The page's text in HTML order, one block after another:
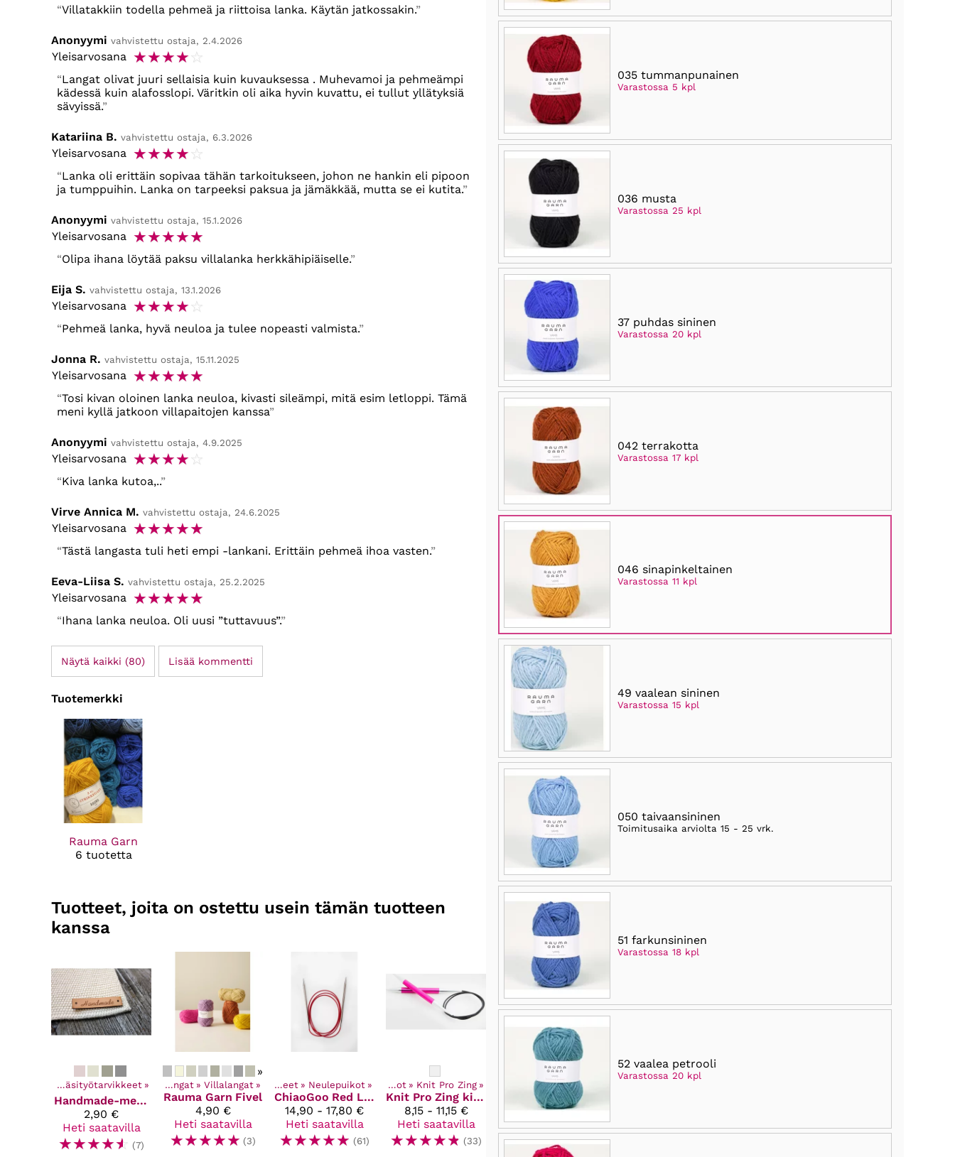
035 tummanpunainen
Varastossa 5 kpl
036 musta
Varastossa 25 kpl
37 puhdas sininen
Varastossa 20 kpl
042 terrakotta
Varastossa 17 kpl
046 sinapinkeltainen
Varastossa 11 kpl
49 vaalean sininen
Varastossa 15 kpl
050 taivaansininen
Toimitusaika arviolta 15 - 25 vrk.
51 farkunsininen
Varastossa 18 kpl
52 vaalea petrooli
Varastossa 20 kpl
Villatakkiin todella pehmeä ja riittoisa lanka. Käytän jatkossakin.
Anonyymi vahvistettu ostaja, 2.4.2026
Yleisarvosana ☆☆☆☆☆
Langat olivat juuri sellaisia kuin kuvauksessa . Muhevamoi ja pehmeämpi
kädessä kuin alafosslopi. Väritkin oli aika hyvin kuvattu, ei tullut yllätyksiä
sävyissä.
Katariina B. vahvistettu ostaja, 6.3.2026
Yleisarvosana ☆☆☆☆☆
Lanka oli erittäin sopivaa tähän tarkoitukseen, johon ne hankin eli pipoon
ja tumppuihin. Lanka on tarpeeksi paksua ja jämäkkää, mutta se ei kutita.
Anonyymi vahvistettu ostaja, 15.1.2026
Yleisarvosana ☆☆☆☆☆
Olipa ihana löytää paksu villalanka herkkähipiäiselle.
Eija S. vahvistettu ostaja, 13.1.2026
Yleisarvosana ☆☆☆☆☆
Pehmeä lanka, hyvä neuloa ja tulee nopeasti valmista.
Jonna R. vahvistettu ostaja, 15.11.2025
Yleisarvosana ☆☆☆☆☆
Tosi kivan oloinen lanka neuloa, kivasti sileämpi, mitä esim letloppi. Tämä
meni kyllä jatkoon villapaitojen kanssa
Anonyymi vahvistettu ostaja, 4.9.2025
Yleisarvosana ☆☆☆☆☆
Kiva lanka kutoa,..
Virve Annica M. vahvistettu ostaja, 24.6.2025
Yleisarvosana ☆☆☆☆☆
Tästä langasta tuli heti empi -lankani. Erittäin pehmeä ihoa vasten.
Eeva-Liisa S. vahvistettu ostaja, 25.2.2025
Yleisarvosana ☆☆☆☆☆
Ihana lanka neuloa. Oli uusi ”tuttavuus”.
Näytä kaikki (80) Lisää kommentti
Tuotemerkki
Rauma Garn
6 tuotetta
Tuotteet, joita on ostettu usein tämän tuotteen
kanssa
Käsityötarvikkeet ‪»
Handmade-merkit
2,90 €
Heti saatavilla
☆☆☆☆☆ (7)
»
Kaikki tuotteet Langat ‪» Villalangat ‪»
Rauma Garn Fivel
4,90 €
Heti saatavilla
☆☆☆☆☆ (3)
Kaikki tuotteet ‪» Käsityötarvikkeet ‪» Neulepuikot ‪»
ChiaoGoo
Red Lace pyöröpuikot 100 cm kaapelilla
14,90 - 17,80 €
Heti saatavilla
☆☆☆☆☆ (61)
Kaikki tuotteet ‪» Käsityötarvikkeet ‪» Neulepuikot ‪» Knit Pro Zing ‪»
Knit Pro
Zing kiinteä pyöröpuikot 80cm
8,15 - 11,15 €
Heti saatavilla
☆☆☆☆☆ (33)